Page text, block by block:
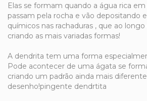
Elas se formam quando a água rica
passam pela rocha e vão depositando
químicos nas rachaduras , que ao
criando as mais variadas formas!
A dendrita tem uma forma
Pode acontecer de uma ágata se
criando um padrão ainda mais
desenho!pingente dendrtita